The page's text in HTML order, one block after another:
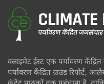
क्लाइमेट ईस्ट एक पर्यावरण
पर्यावरण केंद्रित ग्राउंड